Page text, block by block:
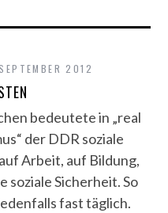
2012
bedeutete in „real
der DDR soziale
Arbeit, auf Bildung,
soziale Sicherheit. So
fast täglich.